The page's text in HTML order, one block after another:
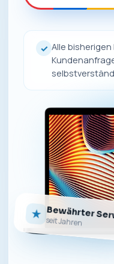
✓ Alle
★ Bewährter
seit Jahren